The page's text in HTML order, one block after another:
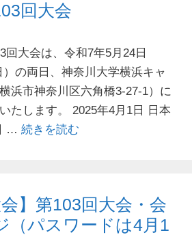
回大会
回大会は、令和7年5月24日
）の両日、神奈川大学横浜キャ
浜市神奈川区六角橋3-27-1）に
たします。 2025年4月1日 日本
… 続きを読む
】第103回大会・会
（パスワードは4月1